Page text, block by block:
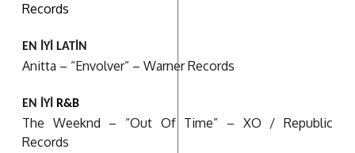
Records
EN İYİ LATİN
Anitta – “Envolver” – Warner Records
EN İYİ R&B
The Weeknd – “Out Of Time” – XO / Republic
Records